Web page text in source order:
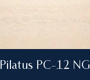
Pilatus PC-12 NG